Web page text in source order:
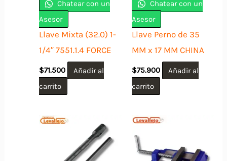
Chatear con un
Asesor
Llave Mixta (32.0) 1-
1/4″ 7551.1.4 FORCE
$71.500
Añadir al
carrito
Chatear con un
Asesor
Llave Perno de 35
MM x 17 MM CHINA
$75.900
Añadir al
carrito